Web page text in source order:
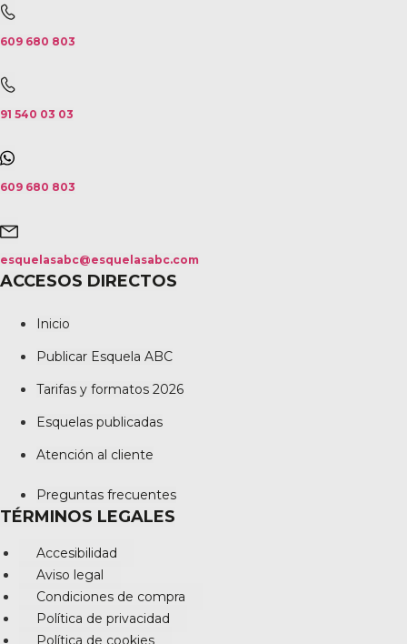
609 680 803
91 540 03 03
609 680 803
esquelasabc@esquelasabc.com
ACCESOS DIRECTOS
Inicio
Publicar Esquela ABC
Tarifas y formatos 2026
Esquelas publicadas
Atención al cliente
Preguntas frecuentes
TÉRMINOS LEGALES
Accesibilidad
Aviso legal
Condiciones de compra
Política de privacidad